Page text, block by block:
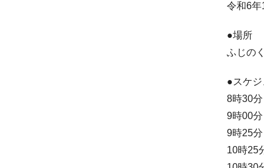
令和6
●場所
ふじの
●スケ
8時30
9時00
9時25
10時25